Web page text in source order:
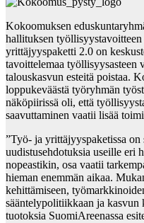
Kokoomuksen
hallituksen
yrittäjyyspaketti 2.0 on
tavoittelemaa työllisyysasteen
talouskasvun esteitä poistaa.
loppukeväästä työryhmän
näköpiirissä oli, että
saavuttaminen vaatii lisää
”Työ- ja yrittäjyyspaketissa on
uudistusehdotuksia useille eri
nopeastikin, osa vaatii
hieman enemmän aikaa.
kehittämiseen,
sääntelypolitiikkaan ja kasvun
tuotoksia SuomiAreenassa